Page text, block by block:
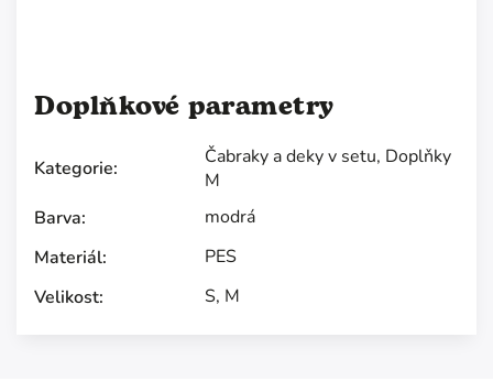
Doplňkové parametry
Kategorie: Čabraky a deky v setu, Doplňky
M
Barva:
modrá
Materiál:
PES
Velikost: S, M